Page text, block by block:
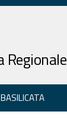
Regionale